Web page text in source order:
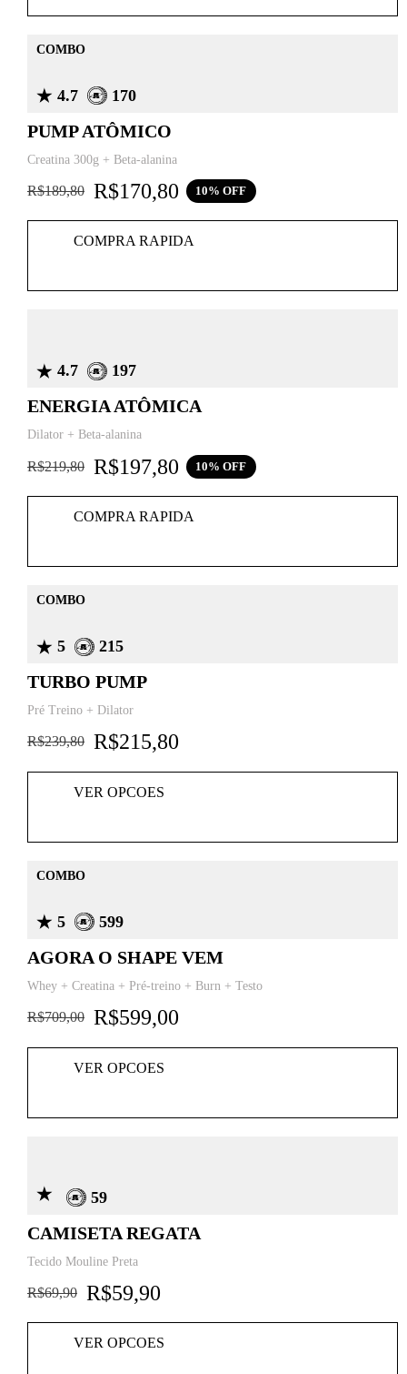
COMBO
4.7 170
PUMP ATÔMICO
Creatina 300g + Beta-alanina
R$189,80 R$170,80 10% OFF
COMPRA RAPIDA
4.7 197
ENERGIA ATÔMICA
Dilator + Beta-alanina
R$219,80 R$197,80 10% OFF
COMPRA RAPIDA
COMBO
5 215
TURBO PUMP
Pré Treino + Dilator
R$239,80 R$215,80
VER OPCOES
COMBO
5 599
AGORA O SHAPE VEM
Whey + Creatina + Pré-treino + Burn + Testo
R$709,00 R$599,00
VER OPCOES
59
CAMISETA REGATA
Tecido Mouline Preta
R$69,90 R$59,90
VER OPCOES